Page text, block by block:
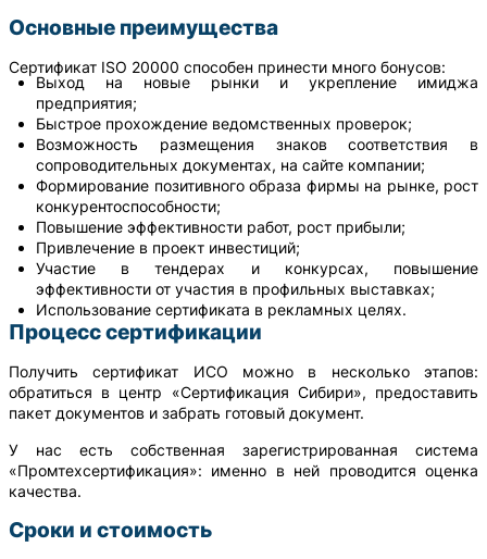
Основные преимущества
Сертификат ISO 20000 способен принести много бонусов:
Выход на новые рынки и укрепление имиджа
предприятия;
Быстрое прохождение ведомственных проверок;
Возможность размещения знаков соответствия в
сопроводительных документах, на сайте компании;
Формирование позитивного образа фирмы на рынке, рост
конкурентоспособности;
Повышение эффективности работ, рост прибыли;
Привлечение в проект инвестиций;
Участие в тендерах и конкурсах, повышение
эффективности от участия в профильных выставках;
Использование сертификата в рекламных целях.
Процесс сертификации
Получить сертификат ИСО можно в несколько этапов:
обратиться в центр «Сертификация Сибири», предоставить
пакет документов и забрать готовый документ.
У нас есть собственная зарегистрированная система
«Промтехсертификация»: именно в ней проводится оценка
качества.
Сроки и стоимость